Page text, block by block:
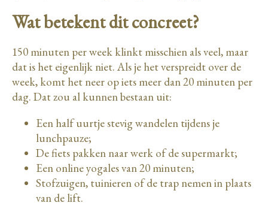
Wat betekent dit concreet?
150 minuten per week klinkt misschien als veel, maar
dat is het eigenlijk niet. Als je het verspreidt over de
week, komt het neer op iets meer dan 20 minuten per
dag. Dat zou al kunnen bestaan uit:
Een half uurtje stevig wandelen tijdens je
lunchpauze;
De fiets pakken naar werk of de supermarkt;
Een online yogales van 20 minuten;
Stofzuigen, tuinieren of de trap nemen in plaats
van de lift.